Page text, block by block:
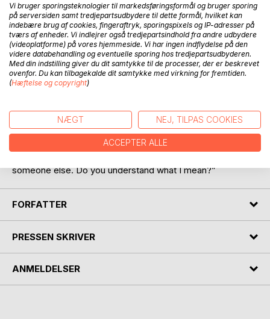
BESKRIVELSE
”God! I feel half and need something by my side to tickle
me and laugh at the names I give to the animals.
someone else. Do you understand what I mean?”
FORFATTER
PRESSEN SKRIVER
ANMELDELSER
Vi bruger sporingsteknologier til markedsføringsformål og bruger sporing
på serversiden samt tredjepartsudbydere til dette formål, hvilket kan
indebære brug af cookies, fingeraftryk, sporingspixels og IP-adresser på
tværs af enheder. Vi indlejrer også tredjepartsindhold fra andre udbydere
(videoplatforme) på vores hjemmeside. Vi har ingen indflydelse på den
videre databehandling og eventuelle sporing hos tredjepartsudbyderen.
Med din indstilling giver du dit samtykke til de processer, der er beskrevet
ovenfor. Du kan tilbagekalde dit samtykke med virkning for fremtiden.
(Hæftelse og copyright)
NÆGT NEJ, TILPAS COOKIES
ACCEPTER ALLE